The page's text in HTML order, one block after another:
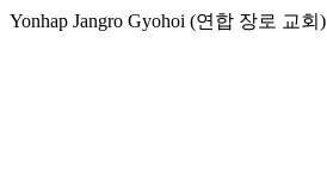
Yonhap Jangro Gyohoi (연합 장로 교회)